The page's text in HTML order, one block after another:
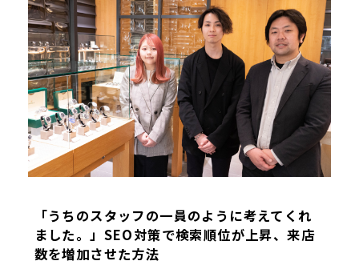
「うちのスタッフの一員のように考えてくれ
ました。」SEO対策で検索順位が上昇、来店
数を増加させた方法